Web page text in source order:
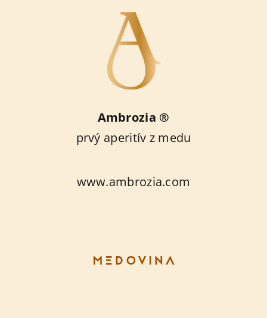
Ambrozia ®
prvý aperitív z medu
www.ambrozia.com